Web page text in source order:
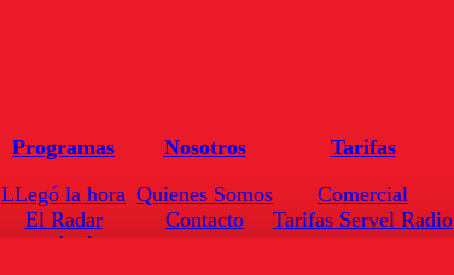
Programas
LLegó la hora
El Radar
Enfoqué Público
Nosotros
Quienes Somos
Contacto
Tarifas
Comercial
Tarifas Servel Radio